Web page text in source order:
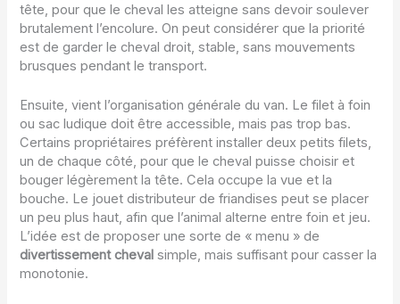
tête, pour que le cheval les atteigne sans devoir soulever
brutalement l’encolure. On peut considérer que la priorité
est de garder le cheval droit, stable, sans mouvements
brusques pendant le transport.
Ensuite, vient l’organisation générale du van. Le filet à foin
ou sac ludique doit être accessible, mais pas trop bas.
Certains propriétaires préfèrent installer deux petits filets,
un de chaque côté, pour que le cheval puisse choisir et
bouger légèrement la tête. Cela occupe la vue et la
bouche. Le jouet distributeur de friandises peut se placer
un peu plus haut, afin que l’animal alterne entre foin et jeu.
L’idée est de proposer une sorte de « menu » de
divertissement cheval simple, mais suffisant pour casser la
monotonie.